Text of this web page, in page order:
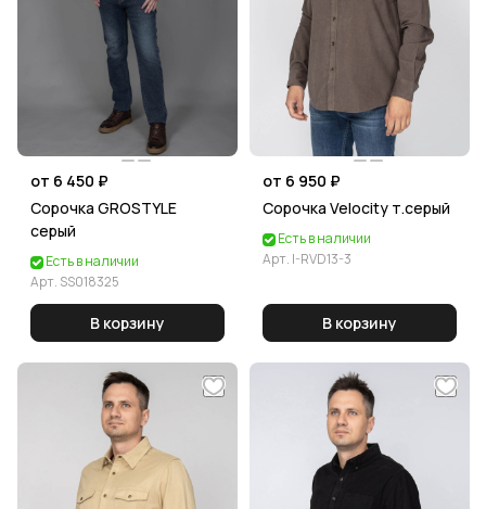
от 6 450 ₽
Сорочка GROSTYLE
серый
Есть в наличии
Арт. SS018325
В корзину
от 6 950 ₽
Сорочка Velocity т.серый
Есть в наличии
Арт. I-RVD13-3
В корзину